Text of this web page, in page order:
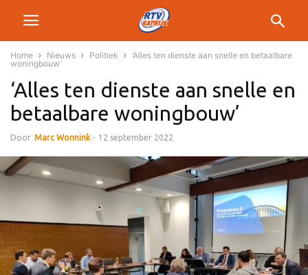
Home Nieuws Politiek
‘Alles ten dienste aan snelle en betaalbare
woningbouw’
‘Alles ten dienste aan snelle en
betaalbare woningbouw’
Door Marc Wonnink - 12 september 2022